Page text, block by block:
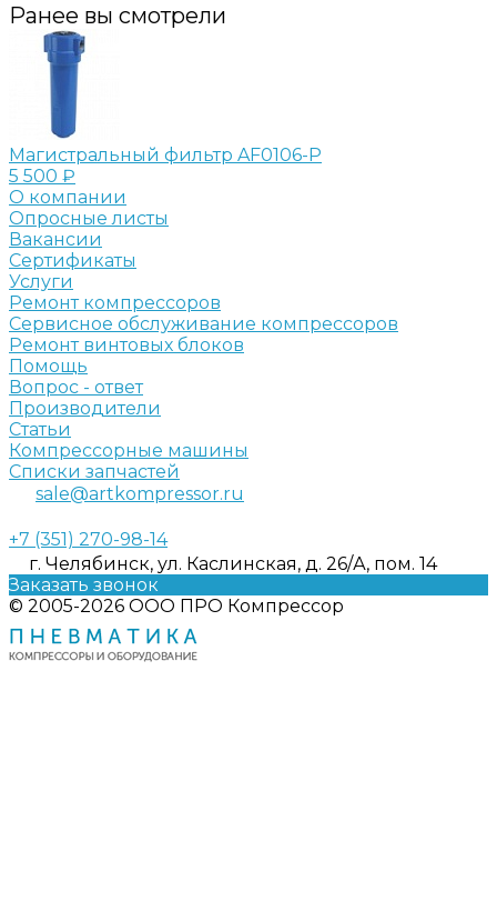
Ранее вы смотрели
Магистральный фильтр AF0106-P
5 500 ₽
О компании
Опросные листы
Вакансии
Сертификаты
Услуги
Ремонт компрессоров
Сервисное обслуживание компрессоров
Ремонт винтовых блоков
Помощь
Вопрос - ответ
Производители
Статьи
Компрессорные машины
Списки запчастей
sale@artkompressor.ru
+7 (351) 270-98-14
г. Челябинск, ул. Каслинская, д. 26/А, пом. 14
Заказать звонок
© 2005-2026 ООО ПРО Компрессор